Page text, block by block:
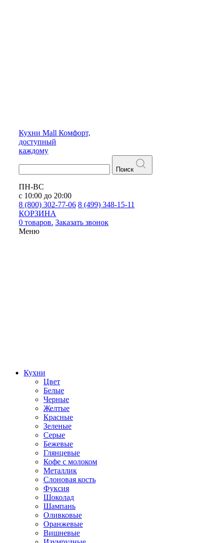
Кухни Mall Комфорт,
доступный
каждому
Поиск
ПН-ВС
с 10:00 до 20:00
8 (800) 302-77-06 8 (499) 348-15-11
КОРЗИНА
0 товаров. Заказать звонок
Меню
Кухни
Цвет
Белые
Черные
Желтые
Красные
Зеленые
Серые
Бежевые
Глянцевые
Кофе с молоком
Металлик
Слоновая кость
Фуксия
Шоколад
Шампань
Оливковые
Оранжевые
Вишневые